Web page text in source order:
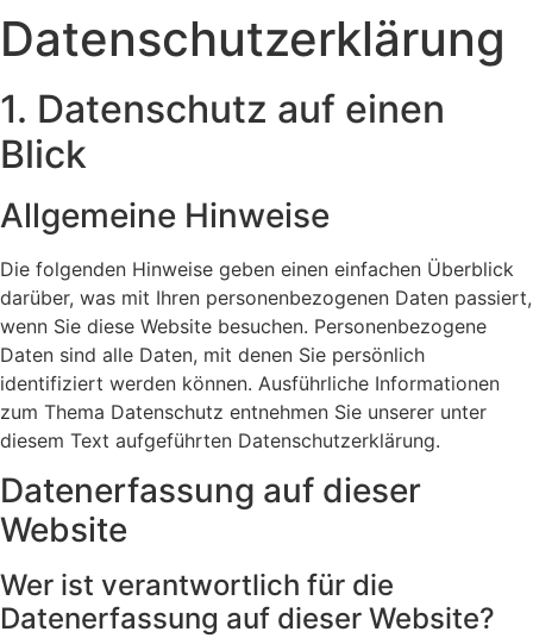
Datenschutz­erklärung
1. Datenschutz auf einen
Blick
Allgemeine Hinweise
Die folgenden Hinweise geben einen einfachen Überblick
darüber, was mit Ihren personenbezogenen Daten passiert,
wenn Sie diese Website besuchen. Personenbezogene
Daten sind alle Daten, mit denen Sie persönlich
identifiziert werden können. Ausführliche Informationen
zum Thema Datenschutz entnehmen Sie unserer unter
diesem Text aufgeführten Datenschutzerklärung.
Datenerfassung auf dieser
Website
Wer ist verantwortlich für die
Datenerfassung auf dieser Website?